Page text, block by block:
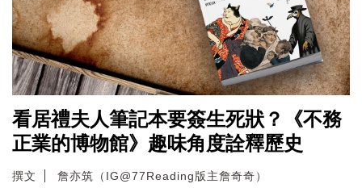
看居禮夫人筆記本要簽生死狀？《不務
正業的博物館》趣味角度詮釋歷史
撰文 詹亦筑（IG@77Reading版主詹奇奇）